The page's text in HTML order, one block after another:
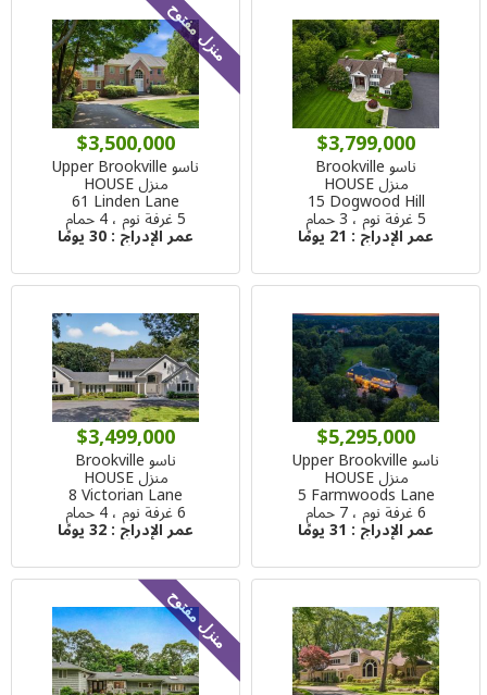
$3,799,000
ناسو Brookville
منزل HOUSE
15 Dogwood Hill
5 غرفة نوم ، 3 حمام
عمر الإدراج : 21 يومًا
منزل مفتوح
$3,500,000
ناسو Upper Brookville
منزل HOUSE
61 Linden Lane
5 غرفة نوم ، 4 حمام
عمر الإدراج :30 يومًا
$5,295,000
ناسو Upper Brookville
منزل HOUSE
5 Farmwoods Lane
6 غرفة نوم ، 7 حمام
عمر الإدراج : 31 يومًا
$3,499,000
ناسو Brookville
منزل HOUSE
8 Victorian Lane
6 غرفة نوم ، 4 حمام
عمر الإدراج :32 يومًا
منزل مفتوح